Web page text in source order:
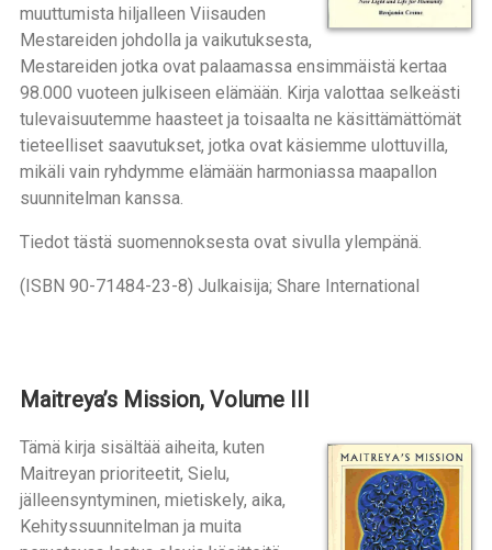
muuttumista hiljalleen Viisauden
Mestareiden johdolla ja vaikutuksesta,
Mestareiden jotka ovat palaamassa ensimmäistä kertaa
98.000 vuoteen julkiseen elämään. Kirja valottaa selkeästi
tulevaisuutemme haasteet ja toisaalta ne käsittämättömät
tieteelliset saavutukset, jotka ovat käsiemme ulottuvilla,
mikäli vain ryhdymme elämään harmoniassa maapallon
suunnitelman kanssa.
Tiedot tästä suomennoksesta ovat sivulla ylempänä.
(ISBN 90-71484-23-8) Julkaisija; Share International
Maitreya’s Mission, Volume III
Tämä kirja sisältää aiheita, kuten
Maitreyan prioriteetit, Sielu,
jälleensyntyminen, mietiskely, aika,
Kehityssuunnitelman ja muita